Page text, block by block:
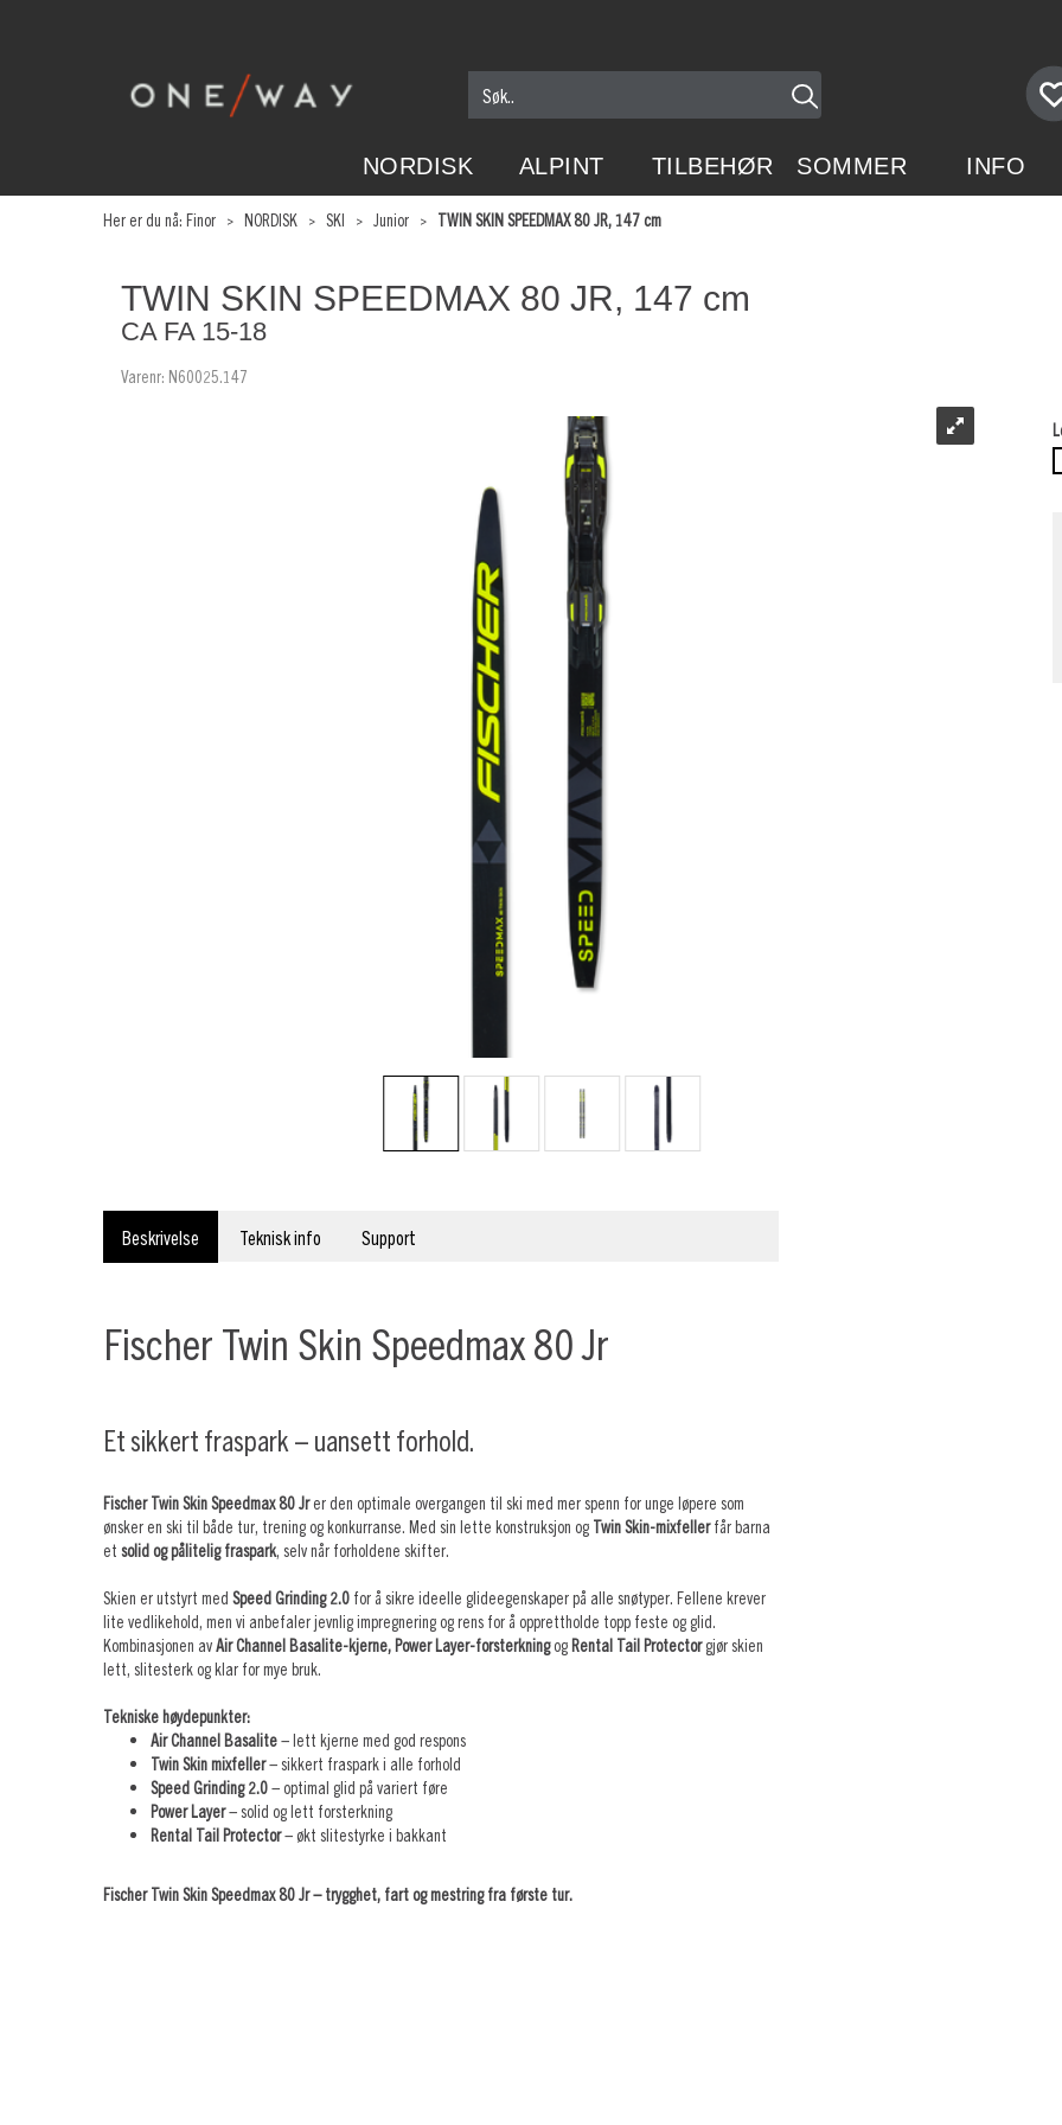
NORDISK ALPINT TILBEHØR SOMMER INFO
Her er du nå: Finor > NORDISK > SKI > Junior > TWIN SKIN SPEEDMAX 80 JR, 147 cm
TWIN SKIN SPEEDMAX 80 JR, 147 cm
CA FA 15-18
Varenr: N60025.147
Beskrivelse Teknisk info Support
Fischer Twin Skin Speedmax 80 Jr
Et sikkert fraspark – uansett forhold.
Fischer Twin Skin Speedmax 80 Jrer den optimale overgangen til ski med mer spenn for unge løpere som
ønsker en ski til både tur, trening og konkurranse. Med sin lette konstruksjon og Twin Skin-mixfellerfår barna
et solid og pålitelig fraspark, selv når forholdene skifter.
Skien er utstyrt med Speed Grinding 2.0 for å sikre ideelle glideegenskaper på alle snøtyper. Fellene krever
lite vedlikehold, men vi anbefaler jevnlig impregnering og rens for å opprettholde topp feste og glid.
Kombinasjonen avAir Channel Basalite-kjerne, Power Layer-forsterkningogRental Tail Protectorgjør skien
lett, slitesterk og klar for mye bruk.
Tekniske høydepunkter:
Air Channel Basalite– lett kjerne med god respons
Twin Skin mixfeller– sikkert fraspark i alle forhold
Speed Grinding 2.0– optimal glid på variert føre
Power Layer– solid og lett forsterkning
Rental Tail Protector– økt slitestyrke i bakkant
Fischer Twin Skin Speedmax 80 Jr – trygghet, fart og mestring fra første tur.